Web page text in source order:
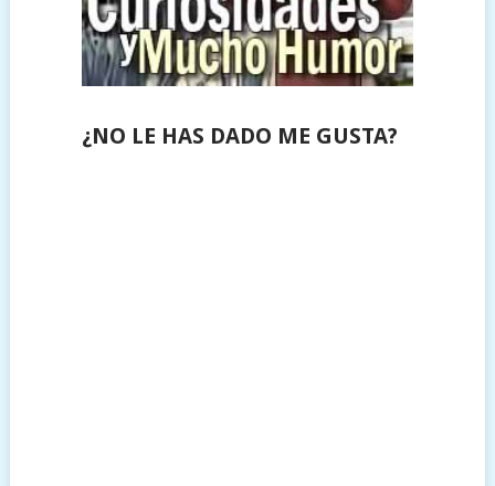
¿NO LE HAS DADO ME GUSTA?